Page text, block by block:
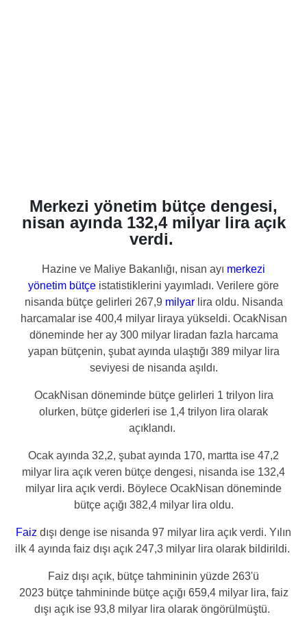
Merkezi yönetim bütçe dengesi,
nisan ayında 132,4 milyar lira açık
verdi.
Hazine ve Maliye Bakanlığı, nisan ayı merkezi
yönetim bütçe istatistiklerini yayımladı. Verilere göre
nisanda bütçe gelirleri 267,9 milyarlira oldu. Nisanda
harcamalar ise 400,4 milyar liraya yükseldi. OcakNisan
döneminde her ay 300 milyar liradan fazla harcama
yapan bütçenin, şubat ayında ulaştığı 389 milyar lira
seviyesi de nisanda aşıldı.
OcakNisan döneminde bütçe gelirleri 1 trilyon lira
olurken, bütçe giderleri ise 1,4 trilyon lira olarak
açıklandı.
Ocak ayında 32,2, şubat ayında 170, martta ise 47,2
milyar lira açık veren bütçe dengesi, nisanda ise 132,4
milyar lira açık verdi. Böylece OcakNisan döneminde
bütçe açığı 382,4 milyar lira oldu.
Faiz dışı denge ise nisanda 97 milyar lira açık verdi. Yılın
ilk 4 ayında faiz dışı açık 247,3 milyar lira olarak bildirildi.
Faiz dışı açık, bütçe tahmininin yüzde 263'ü
2023 bütçe tahmininde bütçe açığı 659,4 milyar lira, faiz
dışı açık ise 93,8 milyar lira olarak öngörülmüştü.